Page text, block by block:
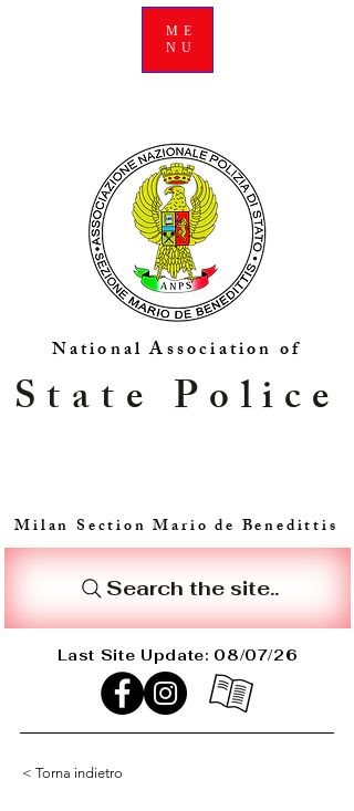
ME
NU
National Association of
Milan Section Mario de Benedittis
Search the site..
State Police
Last Site Update: 08/07/26
< Torna indietro